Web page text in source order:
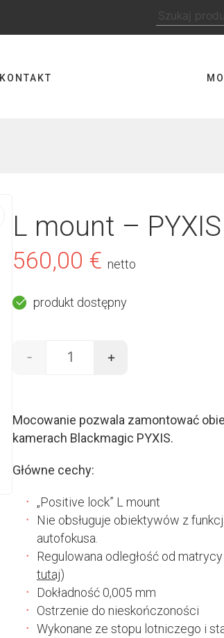
Szukaj:
KONTAKT
L mount – PYXIS
560,00 € netto
produkt dostępny
ilość L mount - PYXIS
- +
Mocowanie pozwala zamontować
kamerach Blackmagic PYXIS.
Główne cechy:
„Positive lock” L mount
Nie obsługuje obiektywów z
autofokusa.
Regulowana odległość od
tutaj)
Dokładność 0,005 mm
Ostrzenie do nieskończoności
Wykonane ze stopu lotniczego i